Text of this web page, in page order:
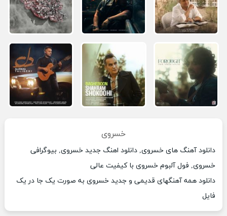
خسروی
دانلود آهنگ های خسروی, دانلود اهنگ جدید خسروی, بیوگرافی
خسروی, فول آلبوم خسروی با کیفیت عالی
دانلود همه آهنگهای قدیمی و جدید خسروی به صورت یک جا در یک
فایل